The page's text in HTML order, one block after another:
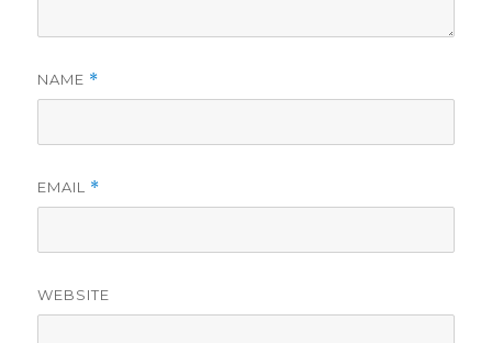
NAME *
EMAIL *
WEBSITE